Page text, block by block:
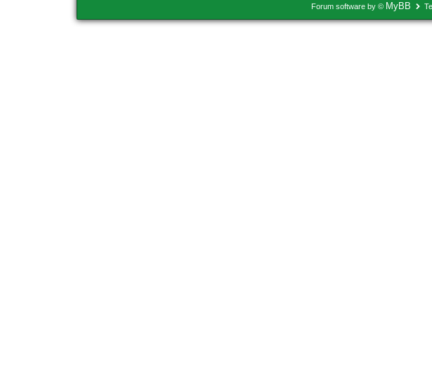
Forum software by © MyBB